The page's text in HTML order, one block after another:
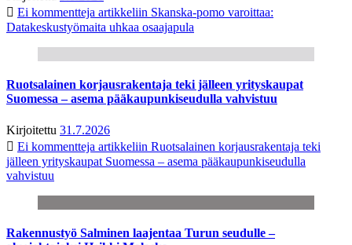
Ei kommentteja artikkeliin Skanska-pomo varoittaa:
Datakeskustyömaita uhkaa osaajapula
Ruotsalainen korjausrakentaja teki jälleen yrityskaupat
Suomessa – asema pääkaupunkiseudulla vahvistuu
Kirjoitettu 31.7.2026
Ei kommentteja artikkeliin Ruotsalainen korjausrakentaja teki
jälleen yrityskaupat Suomessa – asema pääkaupunkiseudulla
vahvistuu
Rakennustyö Salminen laajentaa Turun seudulle –